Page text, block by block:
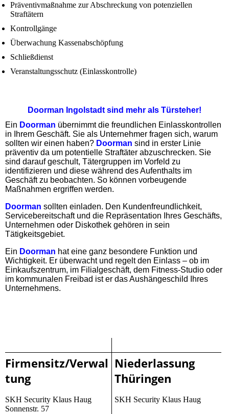
Präventivmaßnahme zur Abschreckung von potenziellen
Straftätern
Kontrollgänge
Überwachung Kassenabschöpfung
Schließdienst
Veranstaltungsschutz (Einlasskontrolle)
Doorman Ingolstadt sind mehr als Türsteher!
Ein Doorman übernimmt die freundlichen Einlasskontrollen
in Ihrem Geschäft. Sie als Unternehmer fragen sich, warum
sollten wir einen haben? Doorman sind in erster Linie
präventiv da um potentielle Straftäter abzuschrecken. Sie
sind darauf geschult, Tätergruppen im Vorfeld zu
identifizieren und diese während des Aufenthalts im
Geschäft zu beobachten. So können vorbeugende
Maßnahmen ergriffen werden.
Doorman sollten einladen. Den Kundenfreundlichkeit,
Servicebereitschaft und die Repräsentation Ihres Geschäfts,
Unternehmen oder Diskothek gehören in sein
Tätigkeitsgebiet.
Ein Doorman hat eine ganz besondere Funktion und
Wichtigkeit. Er überwacht und regelt den Einlass – ob im
Einkaufszentrum, im Filialgeschäft, dem Fitness-Studio oder
im kommunalen Freibad ist er das Aushängeschild Ihres
Unternehmens.
Firmensitz/Verwal
tung
SKH Security Klaus Haug
Sonnenstr. 57
Niederlassung
Thüringen
SKH Security Klaus Haug